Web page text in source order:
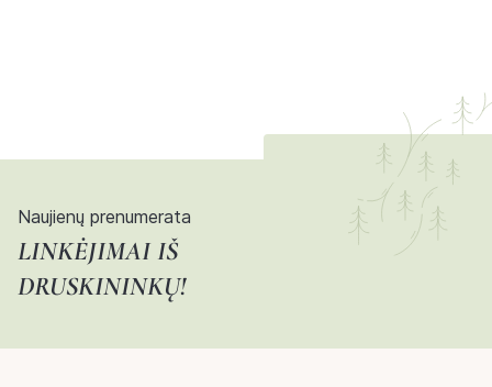
Naujienų prenumerata
LINKĖJIMAI IŠ
DRUSKININKŲ!